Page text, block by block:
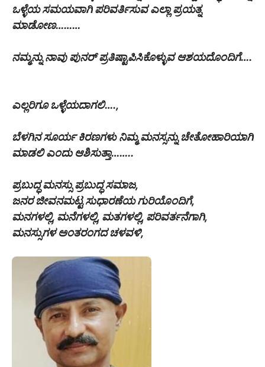
ಒಳ್ಳೆಯ ಸಮಯವಾಗಿ ಪರಿವರ್ತಿಸುವ ಎಲ್ಲಾ ಪ್ರಯತ್ನ
ಮಾಡೋಣ………
ನಮ್ಮನ್ನು ನಾವು ಪುನರ್ ಪ್ರತಿಷ್ಟಾಪಿಸಿಕೊಳ್ಳುವ ಆಶಯದೊಂದಿಗೆ….
ಎಲ್ಲರಿಗೂ ಒಳ್ಳೆಯದಾಗಲಿ….,
ಬೆಳಗಿನ ಸೂರ್ಯ ಕಿರಣಗಳು ನಿಮ್ಮ ಮನಸ್ಸನ್ನು ಚೇತೋಹಾರಿಯಾಗಿ
ಮಾಡಲಿ ಎಂದು ಆಶಿಸುತ್ತಾ……..
ಪ್ರಬುದ್ಧ ಮನಸ್ಸು ಪ್ರಬುದ್ಧ ಸಮಾಜ,
ಜನರ ಜೀವನಮಟ್ಟ ಸುಧಾರಣೆಯ ಗುರಿಯೊಂದಿಗೆ,
ಮನಗಳಲ್ಲಿ, ಮನೆಗಳಲ್ಲಿ, ಮತಗಳಲ್ಲಿ, ಪರಿವರ್ತನೆಗಾಗಿ,
ಮನಸ್ಸುಗಳ ಅಂತರಂಗದ ಚಳವಳಿ,